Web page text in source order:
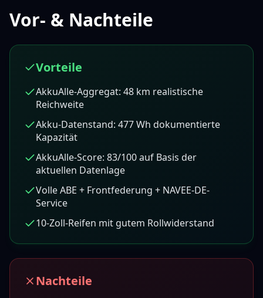
Vor- & Nachteile
Vorteile
AkkuAlle-Aggregat: 48 km realistische
Reichweite
Akku-Datenstand: 477 Wh dokumentierte
Kapazität
AkkuAlle-Score: 83/100 auf Basis der
aktuellen Datenlage
Volle ABE + Frontfederung + NAVEE-DE-
Service
10-Zoll-Reifen mit gutem Rollwiderstand
Nachteile